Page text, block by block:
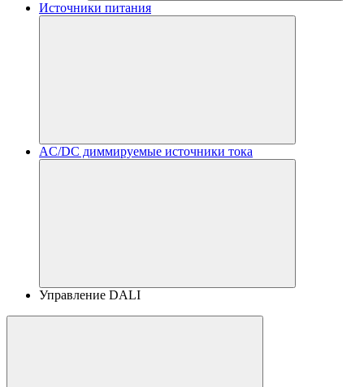
Источники питания
AC/DC диммируемые источники тока
Управление DALI